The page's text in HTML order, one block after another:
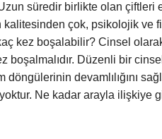
süredir birlikte olan çiftleri
kalitesinden çok, psikolojik
kez boşalabilir? Cinsel
boşalmalıdır. Düzenli bir
devamlılığını
Ne kadar arayla ilişkiye